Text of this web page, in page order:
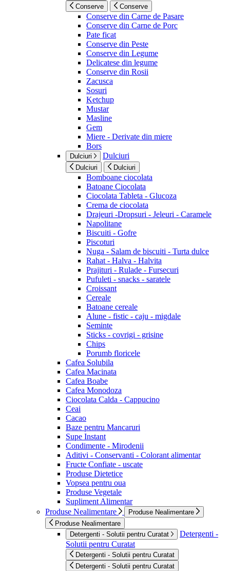
Conserve Conserve
Conserve din Carne de Pasare
Conserve din Carne de Porc
Pate ficat
Conserve din Peste
Conserve din Legume
Delicatese din legume
Conserve din Rosii
Zacusca
Sosuri
Ketchup
Mustar
Masline
Gem
Miere - Derivate din miere
Bors
Dulciuri Dulciuri
Dulciuri Dulciuri
Bomboane ciocolata
Batoane Ciocolata
Ciocolata Tableta - Glucoza
Crema de ciocolata
Drajeuri -Dropsuri - Jeleuri - Caramele
Napolitane
Biscuiti - Gofre
Piscoturi
Nuga - Salam de biscuiti - Turta dulce
Rahat - Halva - Halvita
Prajituri - Rulade - Fursecuri
Pufuleti - snacks - saratele
Croissant
Cereale
Batoane cereale
Alune - fistic - caju - migdale
Seminte
Sticks - covrigi - grisine
Chips
Porumb floricele
Cafea Solubila
Cafea Macinata
Cafea Boabe
Cafea Monodoza
Ciocolata Calda - Cappucino
Ceai
Cacao
Baze pentru Mancaruri
Supe Instant
Condimente - Mirodenii
Aditivi - Conservanti - Colorant alimentar
Fructe Confiate - uscate
Produse Dietetice
Vopsea pentru oua
Produse Vegetale
Supliment Alimentar
Produse Nealimentare
Produse Nealimentare
Produse Nealimentare
Detergenti - Solutii pentru Curatat
Detergenti -
Solutii pentru Curatat
Detergenti - Solutii pentru Curatat
Detergenti - Solutii pentru Curatat